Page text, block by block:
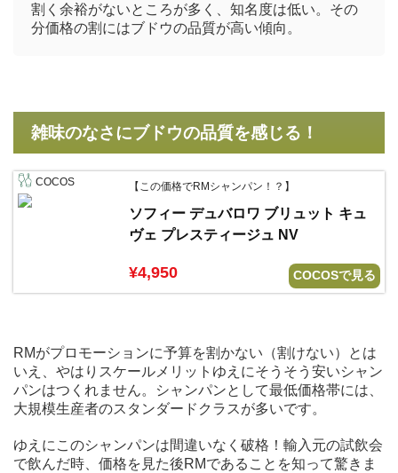
割く余裕がないところが多く、知名度は低い。その
分価格の割にはブドウの品質が高い傾向。
雑味のなさにブドウの品質を感じる！
COCOS 【この価格でRMシャンパン！？】
ソフィー デュバロワ ブリュット キュ
ヴェ プレスティージュ NV
¥4,950 COCOSで見る
RMがプロモーションに予算を割かない（割けない）とは
いえ、やはりスケールメリットゆえにそうそう安いシャン
パンはつくれません。シャンパンとして最低価格帯には、
大規模生産者のスタンダードクラスが多いです。
ゆえにこのシャンパンは間違いなく破格！輸入元の試飲会
で飲んだ時、価格を見た後RMであることを知って驚きま